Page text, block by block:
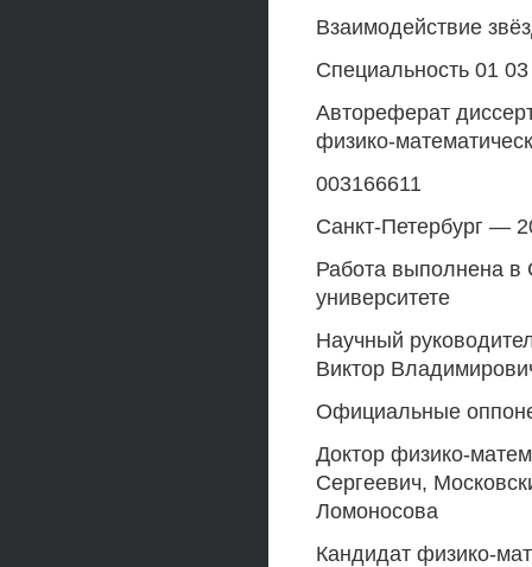
Взаимодействие
Специальность 01
Автореферат
физико-
003166611
Санкт-Петербург —
Работа выполнена в
университете
Научный
Виктор
Официальные
Доктор физико-
Сергеевич,
Ломоносова
Кандидат физико-